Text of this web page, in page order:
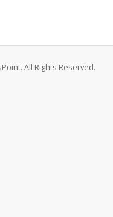
All Rights Reserved.